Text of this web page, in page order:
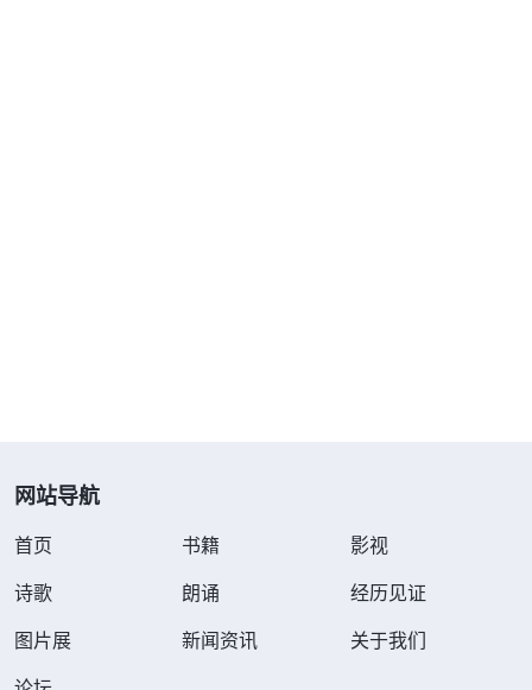
网站导航
首页 书籍
影视
诗歌
朗诵
经历见证
图片展
新闻资讯
关于我们